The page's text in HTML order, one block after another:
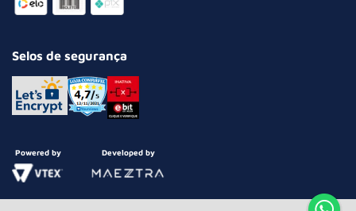
Selos de segurança
Powered by Developed by